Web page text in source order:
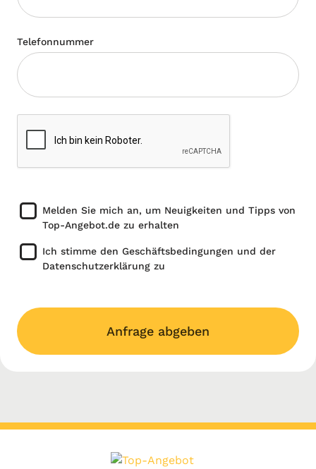
Telefonnummer
Melden Sie mich an, um Neuigkeiten und Tipps von
Top-Angebot.de zu erhalten
Ich stimme den Geschäftsbedingungen und der
Datenschutzerklärung zu
Anfrage abgeben